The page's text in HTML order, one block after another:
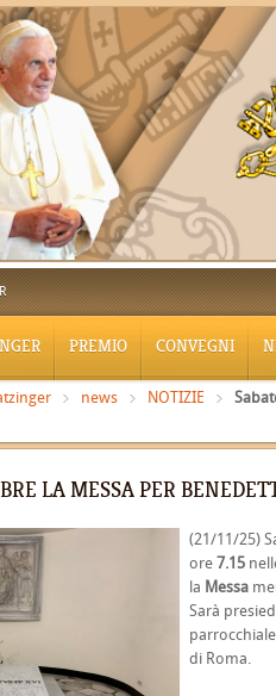
PREMIO CONVEGNI
news NOTIZIE
LA MESSA PER
(21/11/25)
ore 7.15
la Messa
Sarà
di Roma.